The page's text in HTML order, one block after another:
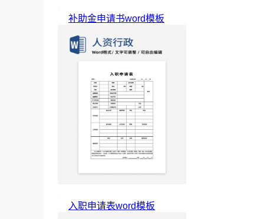
补助金申请书word模板
入职申请表word模板